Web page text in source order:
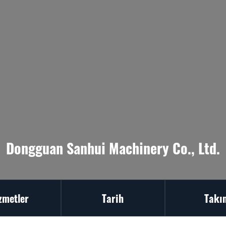
Dongguan Sanhui Machinery Co., Ltd.
Tarih